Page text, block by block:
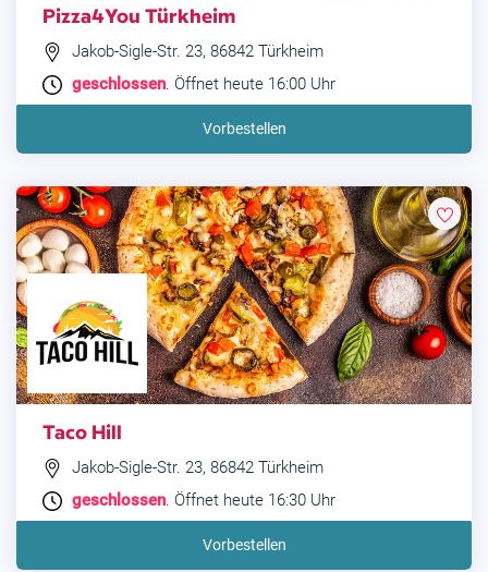
Pizza4You Türkheim
Jakob-Sigle-Str. 23, 86842 Türkheim
geschlossen. Öffnet heute 16:00 Uhr
Vorbestellen
Taco Hill
Jakob-Sigle-Str. 23, 86842 Türkheim
geschlossen. Öffnet heute 16:30 Uhr
Vorbestellen